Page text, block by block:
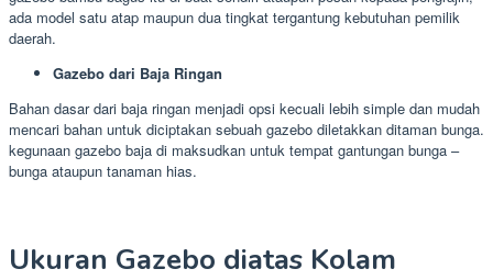
ada model satu atap maupun dua tingkat tergantung kebutuhan pemilik
daerah.
Gazebo dari Baja Ringan
Bahan dasar dari baja ringan menjadi opsi kecuali lebih simple dan mudah
mencari bahan untuk diciptakan sebuah gazebo diletakkan ditaman bunga.
kegunaan gazebo baja di maksudkan untuk tempat gantungan bunga –
bunga ataupun tanaman hias.
Ukuran Gazebo diatas Kolam